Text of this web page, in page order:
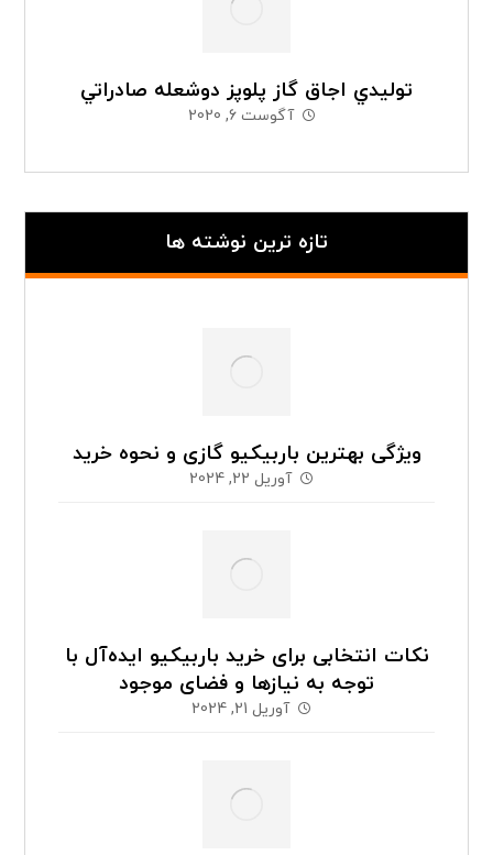
توليدي اجاق گاز پلوپز دوشعله صادراتي
آگوست 6, 2020
تازه ترین نوشته ها
ویژگی بهترین باربیکیو گازی و نحوه خرید
آوریل 22, 2024
نکات انتخابی برای خرید باربیکیو ایده‌آل با
توجه به نیازها و فضای موجود
آوریل 21, 2024